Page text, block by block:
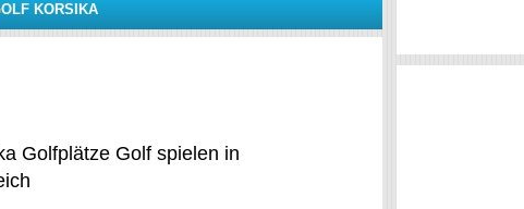
KORSIKA
Golfplätze Golf spielen in